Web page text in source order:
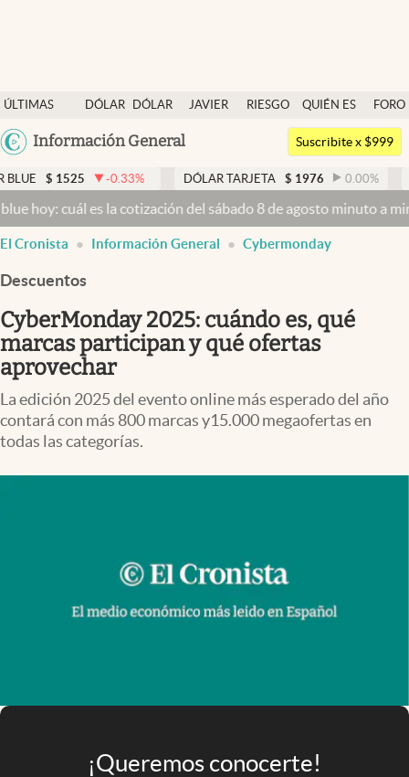
ÚLTIMAS
NOTICIAS
DÓLAR
DÓLAR
JAVIER
RIESGO
QUIÉN ES
QUIÉN
FORO
Argentina
México
Información General
Dólar
Members
Economía y Política
Finanzas y Mercados
Mercados Online
Negocios
Columnistas
Otras secciones
Infotechnology
Suscribite x $999
-0.33% DÓLAR TARJETA $ 1976 0.00% DÓLAR
es la cotización del sábado 8 de agosto minuto a minutoDólar
El Cronista Información General Cybermonday
Descuentos
CyberMonday 2025: cuándo es, qué
marcas participan y qué ofertas
aprovechar
La edición 2025 del evento online más esperado del año
contará con más 800 marcas y15.000 megaofertas en
todas las categorías.
¡Queremos conocerte!